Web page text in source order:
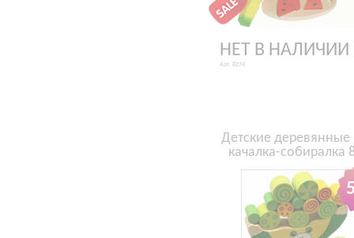
НЕТ В НАЛИЧИИ
Арт. 8274
Детские деревянные
качалка-собиралка